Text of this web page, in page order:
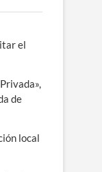
el
de
local